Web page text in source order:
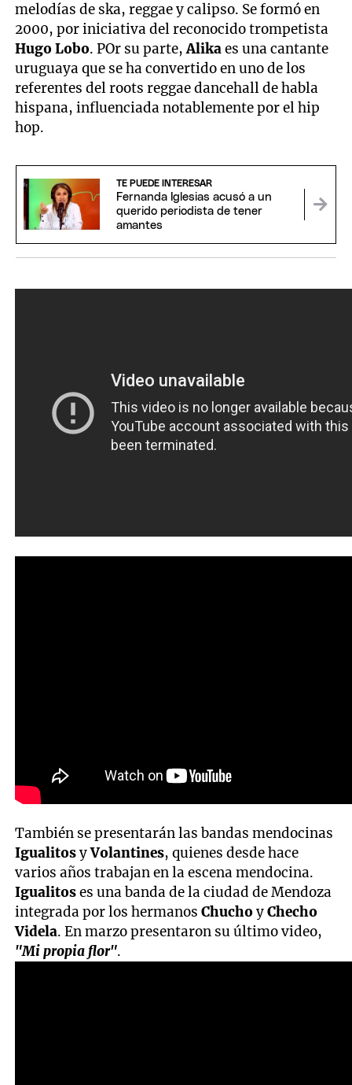
melodías de ska, reggae y calipso. Se formó en
2000, por iniciativa del reconocido trompetista
Hugo Lobo. POr su parte,Alikaes una cantante
uruguaya que se ha convertido en uno de los
referentes del roots reggae dancehall de habla
hispana, influenciada notablemente por el hip
hop.
TE PUEDE INTERESAR
Fernanda Iglesias acusó a un
querido periodista de tener
amantes
También se presentarán las bandas mendocinas
IgualitosyVolantines, quienes desde hace
varios años trabajan en la escena mendocina.
Igualitoses una banda de la ciudad de Mendoza
integrada por los hermanosChuchoyChecho
Videla. En marzo presentaron su último video,
"Mi propia flor".